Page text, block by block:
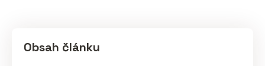
Obsah článku